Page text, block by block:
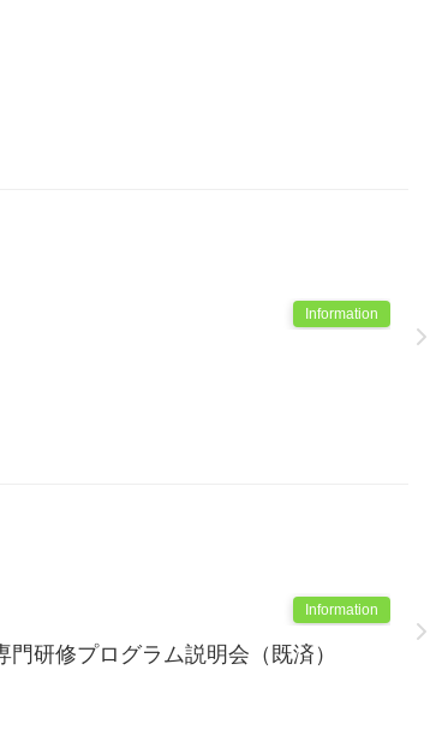
Information
Information
研修プログラム説明会（既済）